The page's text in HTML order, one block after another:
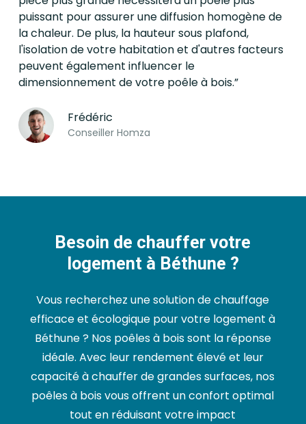
puissant pour assurer une diffusion homogène de
la chaleur. De plus, la hauteur sous plafond,
l'isolation de votre habitation et d'autres facteurs
peuvent également influencer le
dimensionnement de votre poêle à bois.”
Frédéric
Conseiller Homza
Besoin de chauffer votre
logement à Béthune ?
Vous recherchez une solution de chauffage
efficace et écologique pour votre logement à
Béthune ? Nos poêles à bois sont la réponse
idéale. Avec leur rendement élevé et leur
capacité à chauffer de grandes surfaces, nos
poêles à bois vous offrent un confort optimal
tout en réduisant votre impact